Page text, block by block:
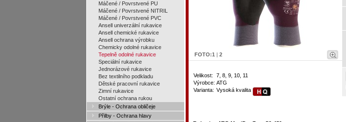
Máčené / Povrstvené PU
Máčené / Povrstvené NITRIL
Máčené / Povrstvené PVC
Ansell univerzální rukavice
Ansell chemické rukavice
Ansell ochrana výrobku
Chemicky odolné rukavice
Tepelně odolné rukavice
Speciální rukavice
Jednorázové rukavice
Bez textilního podkladu
Dětské pracovní rukavice
Zimní rukavice
Ostatní ochrana rukou
Brýle - Ochrana obličeje
Přilby - Ochrana hlavy
FOTO:1 | 2
Velikost:
7, 8, 9, 10, 11
Výrobce: ATG
Varianta: Vysoká kvalita